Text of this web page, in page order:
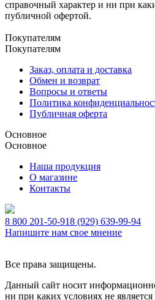
справочный характер и ни при
публичной офертой.
Покупателям
Покупателям
Заказ, оплата и доставка
Обмен и возврат
Вопросы и ответы
Политика
Публичная оферта
Основное
Основное
Наша продукция
О магазине
Контакты
8 800 201-50-918 (929) 639-99-94
Напишите нам свое мнение
Все права защищены.
Данный сайт носит
ни при каких условиях не